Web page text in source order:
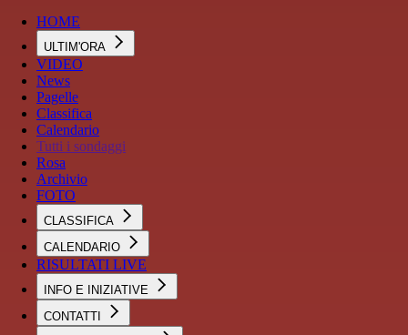
HOME
ULTIM'ORA
VIDEO
News
Pagelle
Classifica
Calendario
Tutti i sondaggi
Rosa
Archivio
FOTO
CLASSIFICA
CALENDARIO
RISULTATI LIVE
INFO E INIZIATIVE
CONTATTI